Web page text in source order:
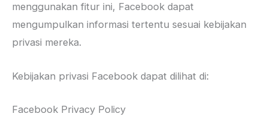
menggunakan fitur ini, Facebook dapat
mengumpulkan informasi tertentu sesuai kebijakan
privasi mereka.
Kebijakan privasi Facebook dapat dilihat di:
Facebook Privacy Policy